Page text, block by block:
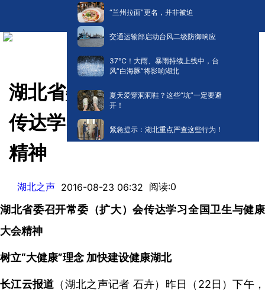
“兰州拉面”更名，并非被迫
交通运输部启动台风二级防御响应
​37℃！大雨、暴雨持续上线中，台
风“白海豚”将影响湖北
夏天爱穿洞洞鞋？这些“坑”一定要避
开！
紧急提示：湖北重点严查这些行为！
湖北省委召开常委（扩大）会
传达学习全国卫生与健康大会
精神
湖北之声 2016-08-23 06:32 阅读:0
湖北省委召开常委（扩大）会传达学习全国卫生与健康
大会精神
树立“大健康”理念 加快建设健康湖北
长江云报道 （湖北之声记者 石卉）昨日（22日）下午，